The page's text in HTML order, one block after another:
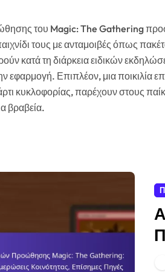
του Magic: The Gathering
τους με ανταμοιβές όπως
κατά τη διάρκεια ειδικών
εφαρμογή. Επιπλέον, μια
κυκλοφορίας, παρέχουν στους
βραβεία.